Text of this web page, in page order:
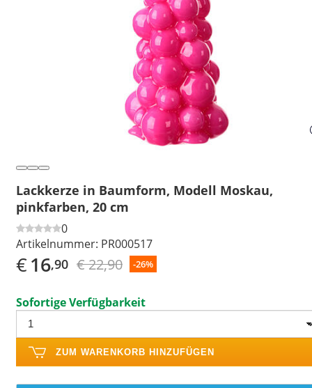
Lackkerze in Baumform, Modell Moskau,
pinkfarben, 20 cm
0
Artikelnummer: PR000517
€16,90 € 22,90 -26%
Sofortige Verfügbarkeit
ZUM WARENKORB HINZUFÜGEN